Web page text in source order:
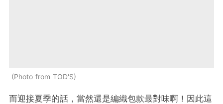
Photo from TOD'S
而迎接夏季的話，當然還是編織包款最對味啊！因此這